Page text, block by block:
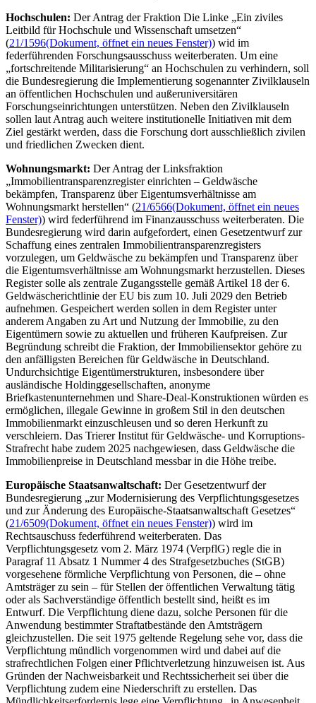
Hochschulen: Der Antrag der Fraktion Die Linke „Ein ziviles
Leitbild für Hochschule und Wissenschaft umsetzen“
(21/1596(Dokument, öffnet ein neues Fenster)) wid im
federführenden Forschungsausschuss weiterberaten. Um eine
„fortschreitende Militarisierung“ an Hochschulen zu verhindern, soll
die Bundesregierung die Implementierung sogenannter Zivilklauseln
an öffentlichen Hochschulen und außeruniversitären
Forschungseinrichtungen unterstützen. Neben den Zivilklauseln
sollen laut Antrag auch weitere institutionelle Initiativen mit dem
Ziel gestärkt werden, dass die Forschung dort ausschließlich zivilen
und friedlichen Zwecken dient.
Wohnungsmarkt: Der Antrag der Linksfraktion
„Immobilientransparenzregister einrichten – Geldwäsche
bekämpfen, Transparenz über Eigentumsverhältnisse am
Wohnungsmarkt herstellen“ (21/6566(Dokument, öffnet ein neues
Fenster)) wird federführend im Finanzausschuss weiterberaten. Die
Bundesregierung wird darin aufgefordert, einen Gesetzentwurf zur
Schaffung eines zentralen Immobilientransparenzregisters
vorzulegen, um Geldwäsche zu bekämpfen und Transparenz über
die Eigentumsverhältnisse am Wohnungsmarkt herzustellen. Dieses
Register solle als zentrale Zugangsstelle gemäß Artikel 18 der 6.
Geldwäscherichtlinie der EU bis zum 10. Juli 2029 den Betrieb
aufnehmen. Gespeichert werden sollen in dem Register unter
anderem Angaben zu Art und Nutzung der Immobilie, zu den
Eigentümern sowie zu aktuellen und früheren Kaufpreisen. Zur
Begründung schreibt die Fraktion, der Immobiliensektor gehöre zu
den anfälligsten Bereichen für Geldwäsche in Deutschland.
Undurchsichtige Eigentümerstrukturen, insbesondere über
ausländische Holdinggesellschaften, anonyme
Briefkastenunternehmen und Share-Deal-Konstruktionen würden es
ermöglichen, illegale Gewinne in großem Stil in den deutschen
Immobilienmarkt einzuschleusen und so deren Herkunft zu
verschleiern. Das Trierer Institut für Geldwäsche- und Korruptions-
Strafrecht habe zudem 2025 nachgewiesen, dass Geldwäsche die
Immobilienpreise in Deutschland messbar in die Höhe treibe.
Europäische Staatsanwaltschaft: Der Gesetzentwurf der
Bundesregierung „zur Modernisierung des Verpflichtungsgesetzes
und zur Änderung des Europäische-Staatsanwaltschaft Gesetzes“
(21/6509(Dokument, öffnet ein neues Fenster)) wird im
Rechtsauschuss federführend weiterberaten. Das
Verpflichtungsgesetz vom 2. März 1974 (VerpflG) regle die in
Paragraf 11 Absatz 1 Nummer 4 des Strafgesetzbuches (StGB)
vorgesehene förmliche Verpflichtung von Personen, die – ohne
Amtsträger zu sein – für Stellen der öffentlichen Verwaltung tätig
oder als Sachverständige öffentlich bestellt sind, heißt es im
Entwurf. Die Verpflichtung diene dazu, solche Personen für die
Anwendung bestimmter Straftatbestände den Amtsträgern
gleichzustellen. Die seit 1975 geltende Regelung sehe vor, dass die
Verpflichtung mündlich vorgenommen wird und dabei auf die
strafrechtlichen Folgen einer Pflichtverletzung hinzuweisen ist. Aus
Gründen der Nachweisbarkeit und Rechtssicherheit sei über die
Verpflichtung zudem eine Niederschrift zu erstellen. Das